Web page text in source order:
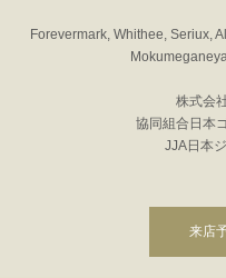
Forevermark, Whithee, Seriux,
株式会
協同組合日本
JJA日本
来店